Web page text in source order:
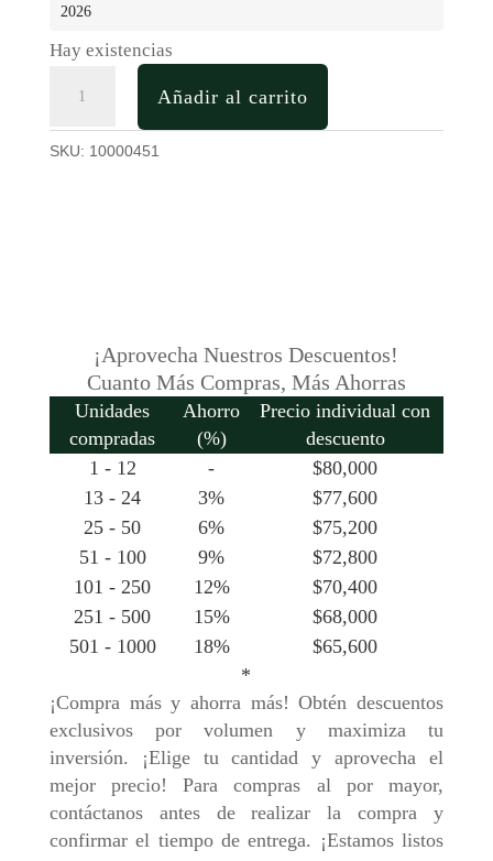
2026
Hay existencias
para
3
Botellas
Añadir al carrito
SKU: 10000451
¡Aprovecha Nuestros Descuentos!
Cuanto Más Compras, Más Ahorras
Unidades
compradas
Ahorro
(%)
Precio individual con
descuento
1 - 12
- $80,000
13 - 24
3% $77,600
25 - 50
6% $75,200
51 - 100
9% $72,800
101 - 250
12% $70,400
251 - 500
15% $68,000
501 - 1000
18% $65,600
*
¡Compra más y ahorra más! Obtén descuentos
exclusivos por volumen y maximiza tu
inversión. ¡Elige tu cantidad y aprovecha el
mejor precio! Para compras al por mayor,
contáctanos antes de realizar la compra y
confirmar el tiempo de entrega. ¡Estamos listos